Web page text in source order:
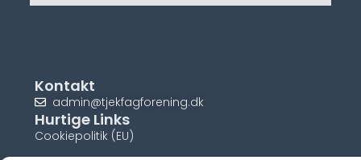
Kontakt
admin@tjekfagforening.dk
Hurtige Links
Cookiepolitik (EU)